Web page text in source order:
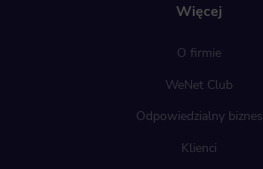
Więcej
O firmie
WeNet Club
Odpowiedzialny biznes
Klienci